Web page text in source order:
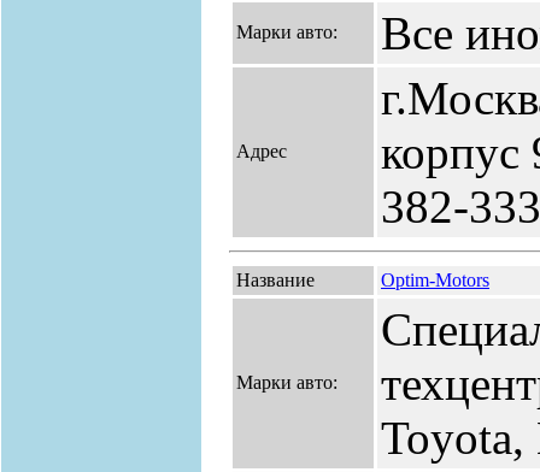
Марки авто: Все
Адрес
корпус
382-
Название Optim-Motors
Марки авто: